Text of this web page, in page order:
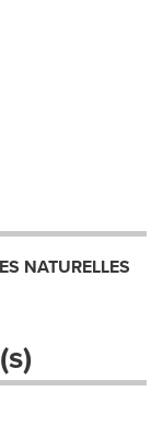
NATURELLES